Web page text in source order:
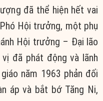
đã thể hiện hết vai
Hội trưởng, một phụ
Hội trưởng – Đại lão
đã phát động và lãnh
năm 1963 phản đối
áp và bắt bớ Tăng Ni,